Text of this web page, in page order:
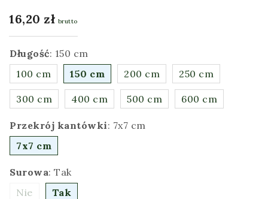
16,20 zł brutto
Długość: 150 cm
100 cm
150 cm 200 cm 250 cm
300 cm 400 cm 500 cm 600 cm
Przekrój kantówki: 7x7 cm
7x7 cm
Surowa: Tak
Nie
Tak